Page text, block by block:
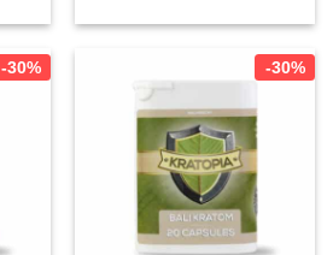
war: ist:
-30% -30%